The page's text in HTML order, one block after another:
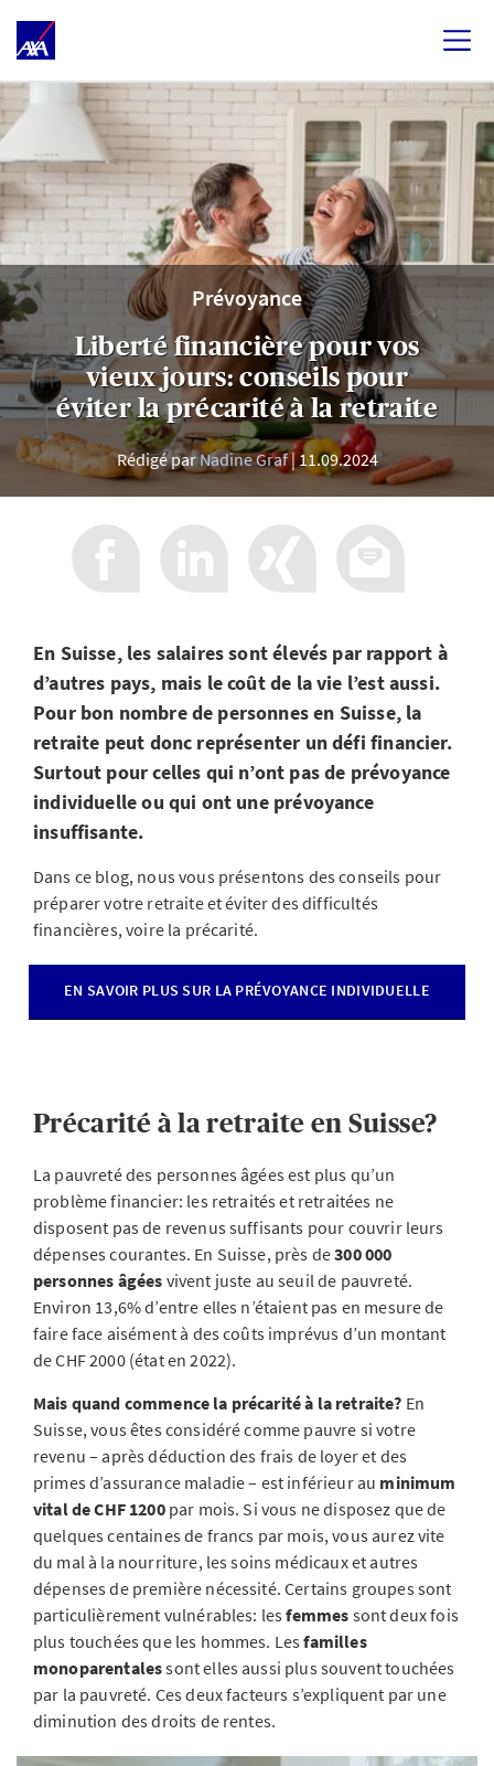
Prévoyance
Liberté financière pour vos
vieux jours: conseils pour
éviter la précarité à la retraite
Rédigé parNadine Graf 11.09.2024
En Suisse, les salaires sont élevés par rapport à
d’autres pays, mais le coût de la vie l’est aussi.
Pour bon nombre de personnes en Suisse, la
retraite peut donc représenter un défi financier.
Surtout pour celles qui n’ont pas de prévoyance
individuelle ou qui ont une prévoyance
insuffisante.
Dans ce blog, nous vous présentons des conseils pour
préparer votre retraite et éviter des difficultés
financières, voire la précarité.
EN SAVOIR PLUS SUR LA PRÉVOYANCE INDIVIDUELLE
Précarité à la retraite en Suisse?
La pauvreté des personnes âgées est plus qu’un
problème financier: les retraités et retraitées ne
disposent pas de revenus suffisants pour couvrir leurs
dépenses courantes. En Suisse, près de300 000
personnes âgées vivent juste au seuil de pauvreté.
Environ 13,6% d’entre elles n’étaient pas en mesure de
faire face aisément à des coûts imprévus d’un montant
de CHF 2000 (état en 2022).
Mais quand commence la précarité à la retraite? En
Suisse, vous êtes considéré comme pauvre si votre
revenu – après déduction des frais de loyer et des
primes d’assurance maladie – est inférieur au minimum
vital de CHF 1200 par mois. Si vous ne disposez que de
quelques centaines de francs par mois, vous aurez vite
du mal à la nourriture, les soins médicaux et autres
dépenses de première nécessité. Certains groupes sont
particulièrement vulnérables: lesfemmes sont deux fois
plus touchées que les hommes. Lesfamilles
monoparentalessont elles aussi plus souvent touchées
par la pauvreté. Ces deux facteurs s’expliquent par une
diminution des droits de rentes.